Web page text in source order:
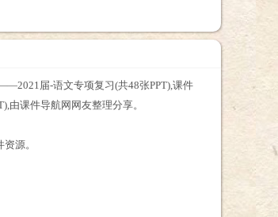
届-语文专项复习(共48张PPT),课件
课件导航网网友整理分享。
源。